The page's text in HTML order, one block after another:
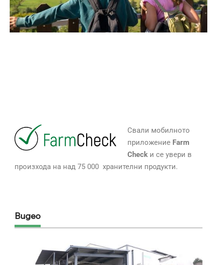
Свали мобилното
приложение Farm
Checkи се увери в
произхода на над 75 000 хранителни продукти.
Видео